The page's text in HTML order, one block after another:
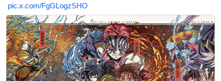
pic.x.com/FgGLogzSHO